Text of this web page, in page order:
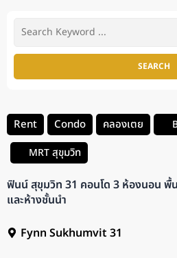
SEARCH
Rent Condo คลองเตย
MRTสุขุมวิท
ฟินน์ สุขุมวิท 31 คอนโด 3 ห้องนอน พื้
และห้างชั้นนำ
Fynn Sukhumvit 31